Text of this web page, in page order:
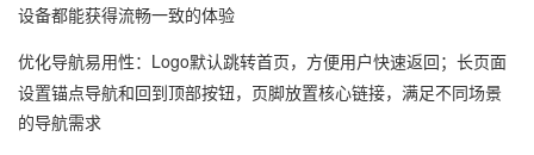
设备都能获得流畅一致的体验
优化导航易用性：Logo默认跳转首页，方便用户快速返回；长页面
设置锚点导航和回到顶部按钮，页脚放置核心链接，满足不同场景
的导航需求